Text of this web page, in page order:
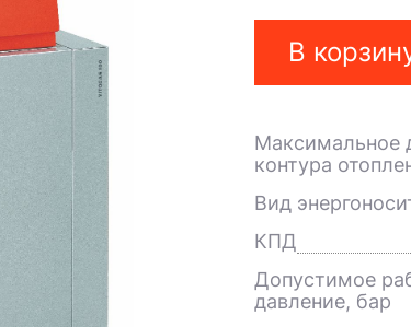
В
Максимальное
контура
Вид
КПД
Допустимое
давление, бар